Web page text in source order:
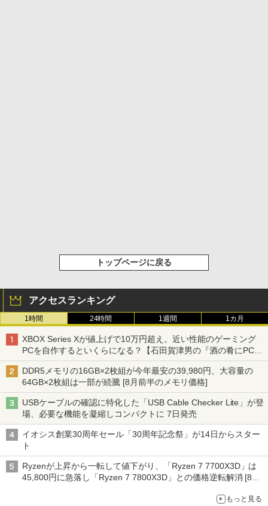
トップページに戻る
アクセスランキング
1時間 24時間 1週間 1カ月
XBOX Series Xが値上げで10万円超え。近い性能のゲーミング
PCを自作するといくらになる？【石田賀津男の『酒の肴にPCゲ
ーム』】
DDR5メモリの16GB×2枚組が今年最安の39,980円、大容量の
64GB×2枚組は一部が続騰 [8月前半のメモリ価格]
USBケーブルの確認に特化した「USB Cable Checker Lite」が登
場、必要な機能を凝縮しコンパクトに 7日発売
イオシス創業30周年セール「30周年記念祭」が14日からスター
ト
Ryzenが上昇から一転して値下がり、「Ryzen 7 7700X3D」は
45,800円に急落し「Ryzen 7 7800X3D」との価格逆転解消 [8月
もっと見る